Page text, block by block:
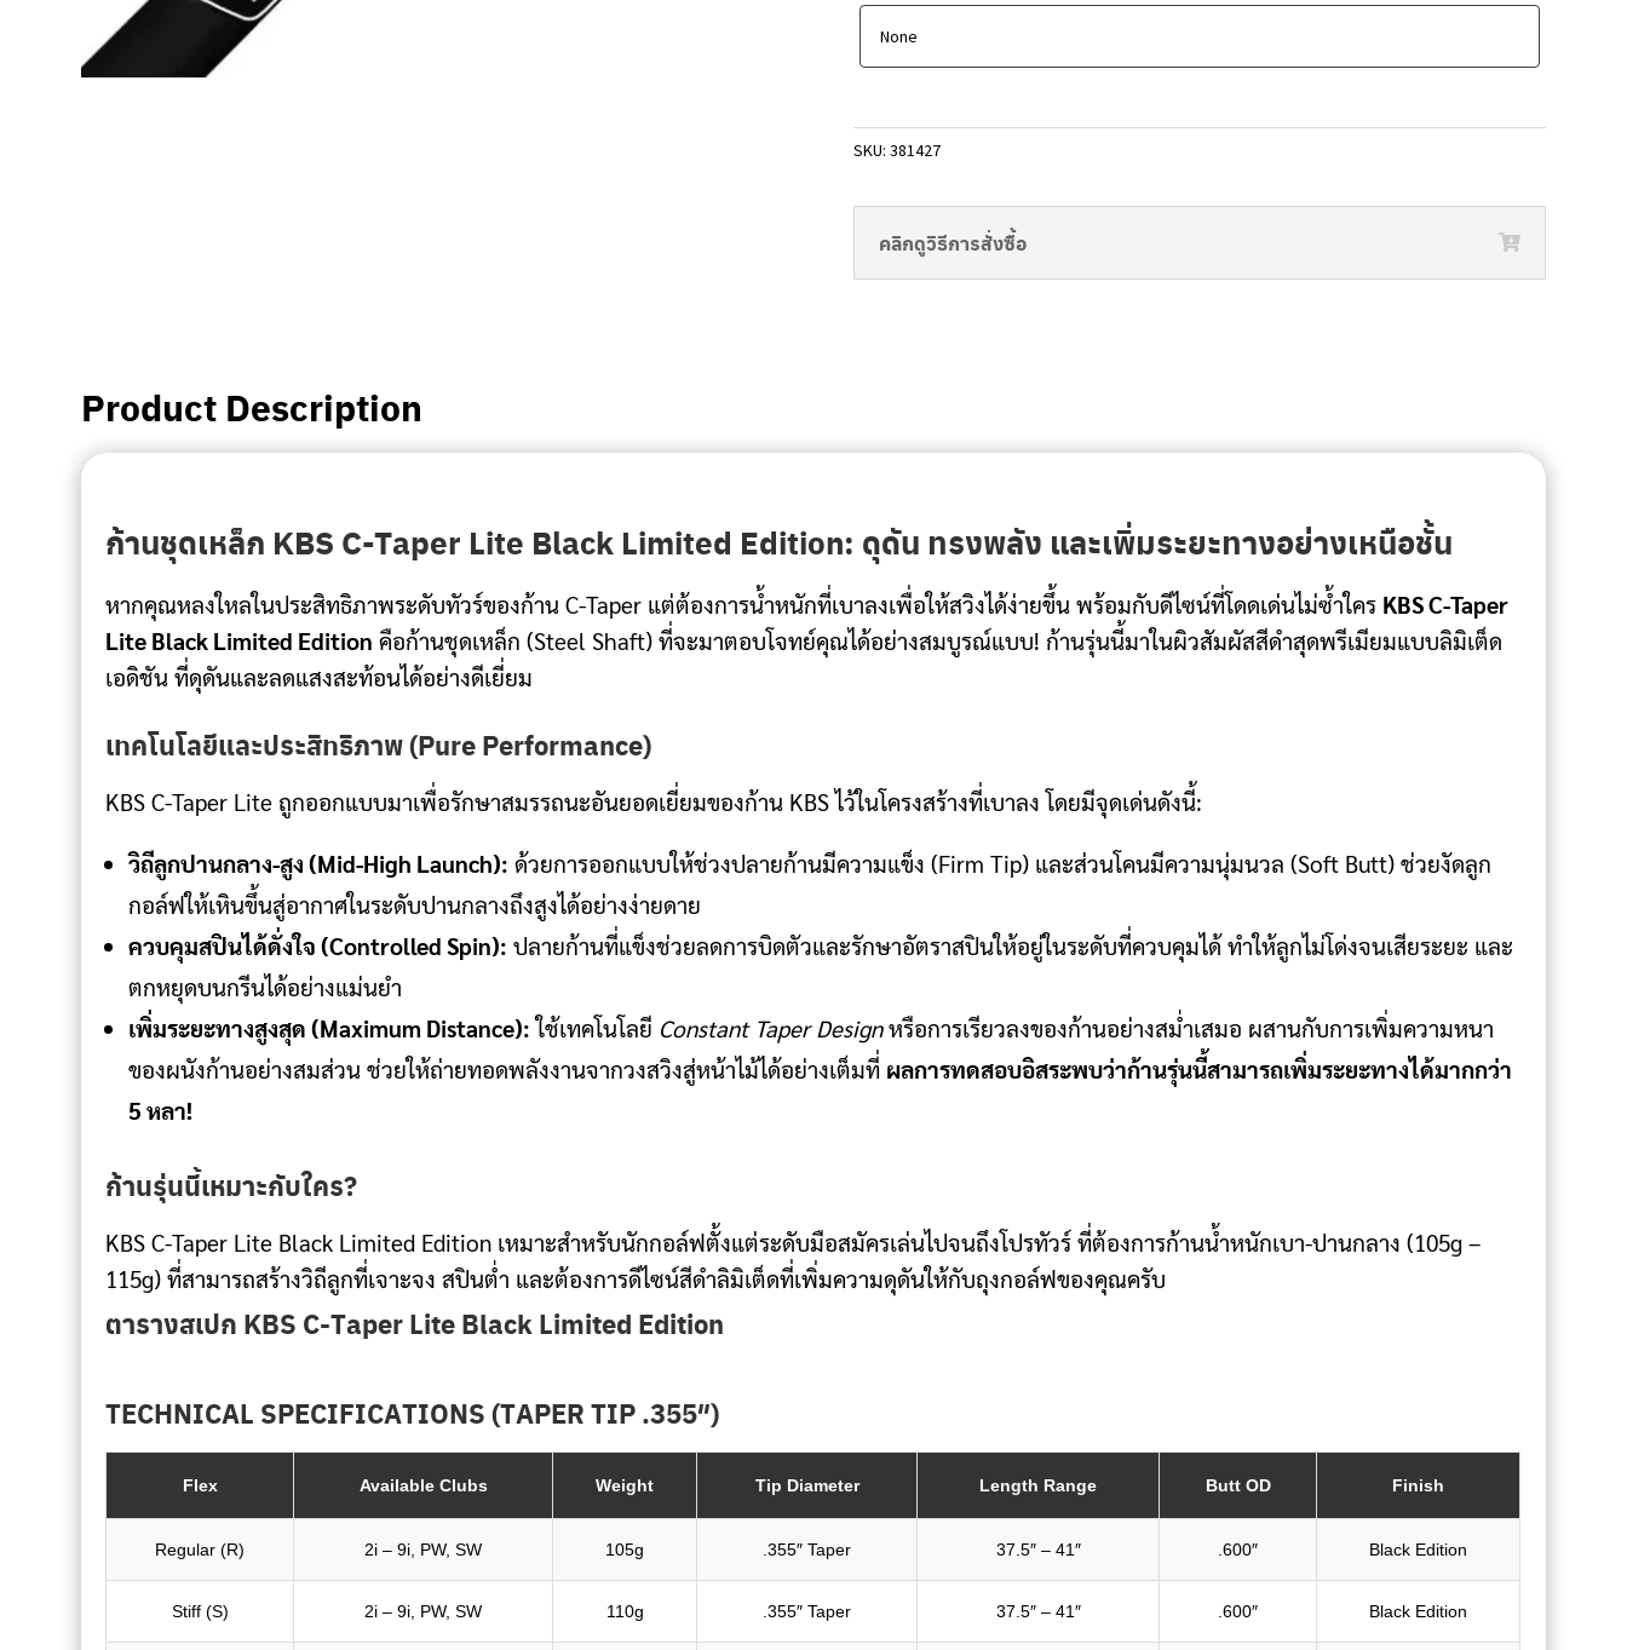
SKU:381427
คลิกดูวิธีการสั่งซื้อ
Product Description
ก้านชุดเหล็ก KBS C-Taper Lite Black Limited Edition: ดุดัน ทรงพลัง และเพิ่มระยะทางอย่างเหนือชั้น
หากคุณหลงใหลในประสิทธิภาพระดับทัวร์ของก้าน C-Taper แต่ต้องการน้ำหนักที่เบาลงเพื่อให้สวิงได้ง่ายขึ้น พร้อมกับดีไซน์ที่โดดเด่นไม่ซ้ำใคร KBS C-Taper
Lite Black Limited Edition คือก้านชุดเหล็ก (Steel Shaft) ที่จะมาตอบโจทย์คุณได้อย่างสมบูรณ์แบบ! ก้านรุ่นนี้มาในผิวสัมผัสสีดำสุดพรีเมียมแบบลิมิเต็ด
เอดิชัน ที่ดุดันและลดแสงสะท้อนได้อย่างดีเยี่ยม
เทคโนโลยีและประสิทธิภาพ (Pure Performance)
KBS C-Taper Lite ถูกออกแบบมาเพื่อรักษาสมรรถนะอันยอดเยี่ยมของก้าน KBS ไว้ในโครงสร้างที่เบาลง โดยมีจุดเด่นดังนี้:
วิถีลูกปานกลาง-สูง (Mid-High Launch): ด้วยการออกแบบให้ช่วงปลายก้านมีความแข็ง (Firm Tip) และส่วนโคนมีความนุ่มนวล (Soft Butt) ช่วยงัดลูก
กอล์ฟให้เหินขึ้นสู่อากาศในระดับปานกลางถึงสูงได้อย่างง่ายดาย
ควบคุมสปินได้ดั่งใจ (Controlled Spin): ปลายก้านที่แข็งช่วยลดการบิดตัวและรักษาอัตราสปินให้อยู่ในระดับที่ควบคุมได้ ทำให้ลูกไม่โด่งจนเสียระยะ และ
ตกหยุดบนกรีนได้อย่างแม่นยำ
เพิ่มระยะทางสูงสุด (Maximum Distance):ใช้เทคโนโลยี Constant Taper Designหรือการเรียวลงของก้านอย่างสม่ำเสมอ ผสานกับการเพิ่มความหนา
ของผนังก้านอย่างสมส่วน ช่วยให้ถ่ายทอดพลังงานจากวงสวิงสู่หน้าไม้ได้อย่างเต็มที่ ผลการทดสอบอิสระพบว่าก้านรุ่นนี้สามารถเพิ่มระยะทางได้มากกว่า
5 หลา!
ก้านรุ่นนี้เหมาะกับใคร?
KBS C-Taper Lite Black Limited Edition เหมาะสำหรับนักกอล์ฟตั้งแต่ระดับมือสมัครเล่นไปจนถึงโปรทัวร์ ที่ต้องการก้านน้ำหนักเบา-ปานกลาง (105g –
115g) ที่สามารถสร้างวิถีลูกที่เจาะจง สปินต่ำ และต้องการดีไซน์สีดำลิมิเต็ดที่เพิ่มความดุดันให้กับถุงกอล์ฟของคุณครับ
ตารางสเปก KBS C-Taper Lite Black Limited Edition
TECHNICAL SPECIFICATIONS (TAPER TIP .355″)
Flex Available Clubs Weight Tip Diameter Length Range Butt OD Finish
Regular (R) 2i – 9i, PW, SW 105g .355″ Taper 37.5″ – 41″ .600″ Black Edition
Stiff (S) 2i – 9i, PW, SW 110g .355″ Taper 37.5″ – 41″ .600″ Black Edition